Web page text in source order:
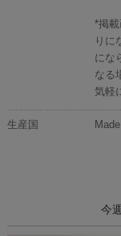
*掲
りに
にな
なる
気軽
生産国
今